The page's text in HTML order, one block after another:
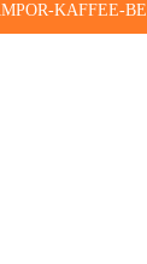
KAFFEE-